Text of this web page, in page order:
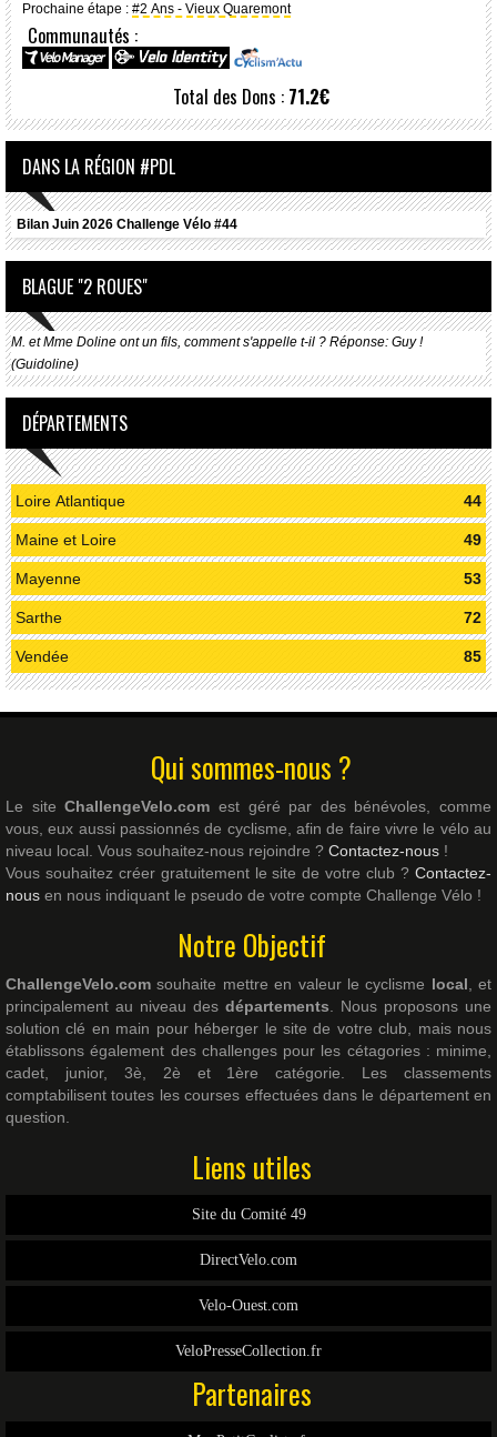
Prochaine étape : #2 Ans - Vieux Quaremont
Communautés :
Total des Dons : 71.2€
DANS LA RÉGION #PDL
Bilan Juin 2026 Challenge Vélo #44
BLAGUE "2 ROUES"
M. et Mme Doline ont un fils, comment s'appelle t-il ? Réponse: Guy !
(Guidoline)
DÉPARTEMENTS
Loire Atlantique 44
Maine et Loire 49
Mayenne 53
Sarthe 72
Vendée 85
Qui sommes-nous ?
Le siteChallengeVelo.com est géré par des bénévoles, comme
vous, eux aussi passionnés de cyclisme, afin de faire vivre le vélo au
niveau local. Vous souhaitez-nous rejoindre ? Contactez-nous !
Vous souhaitez créer gratuitement le site de votre club ? Contactez-
nous en nous indiquant le pseudo de votre compte Challenge Vélo !
Notre Objectif
ChallengeVelo.com souhaite mettre en valeur le cyclisme local, et
principalement au niveau des départements. Nous proposons une
solution clé en main pour héberger le site de votre club, mais nous
établissons également des challenges pour les cétagories : minime,
cadet, junior, 3è, 2è et 1ère catégorie. Les classements
comptabilisent toutes les courses effectuées dans le département en
question.
Liens utiles
Site du Comité 49
DirectVelo.com
Velo-Ouest.com
VeloPresseCollection.fr
Partenaires